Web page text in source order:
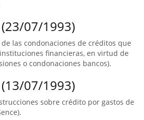
07/1993)
las condonaciones de créditos que
financieras, en virtud de
o condonaciones bancos).
07/1993)
sobre crédito por gastos de